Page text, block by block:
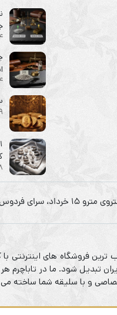
4
4
19
18
سرای فردوس
ترین فروشگاه های
تبدیل شود. ما در
و با سلیقه شما ساخته می